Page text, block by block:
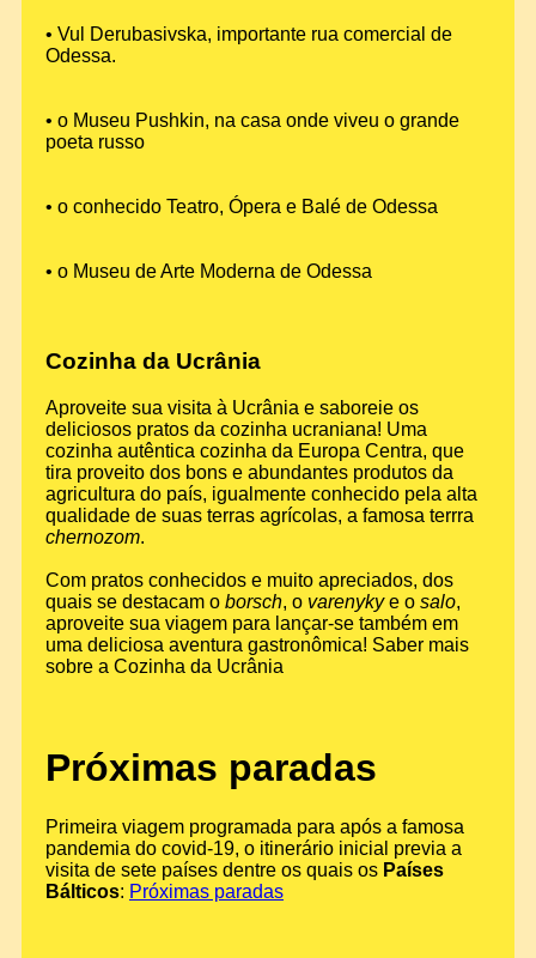
• Vul Derubasivska, importante rua comercial de
Odessa.
• o Museu Pushkin, na casa onde viveu o grande
poeta russo
• o conhecido Teatro, Ópera e Balé de Odessa
• o Museu de Arte Moderna de Odessa
Cozinha da Ucrânia
Aproveite sua visita à Ucrânia e saboreie os
deliciosos pratos da cozinha ucraniana! Uma
cozinha autêntica cozinha da Europa Centra, que
tira proveito dos bons e abundantes produtos da
agricultura do país, igualmente conhecido pela alta
qualidade de suas terras agrícolas, a famosa terrra
chernozom.
Com pratos conhecidos e muito apreciados, dos
quais se destacam o borsch, o varenykye o salo,
aproveite sua viagem para lançar-se também em
uma deliciosa aventura gastronômica! Saber mais
sobre a Cozinha da Ucrânia
Próximas paradas
Primeira viagem programada para após a famosa
pandemia do covid-19, o itinerário inicial previa a
visita de sete países dentre os quais os Países
Bálticos: Próximas paradas